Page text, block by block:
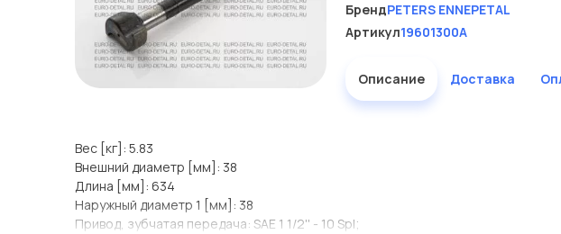
БрендPETERS ENNEPETAL
Артикул19601300A
Описание Доставка
Вес [кг]: 5.83
Внешний диаметр [мм]: 38
Длина [мм]: 634
Наружный диаметр 1 [мм]: 38
Привод, зубчатая передача: SAE 1 1/2'' - 10 Spl;